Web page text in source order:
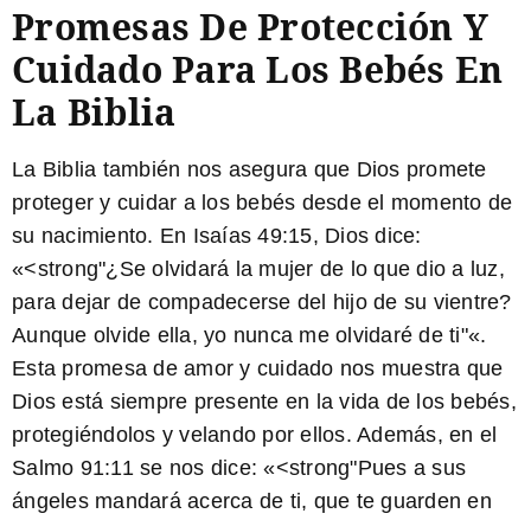
Promesas De Protección Y
Cuidado Para Los Bebés En
La Biblia
La Biblia también nos asegura que Dios promete
proteger y cuidar a los bebés desde el momento de
su nacimiento. En Isaías 49:15, Dios dice:
«<strong"¿Se olvidará la mujer de lo que dio a luz,
para dejar de compadecerse del hijo de su vientre?
Aunque olvide ella, yo nunca me olvidaré de ti"«.
Esta promesa de amor y cuidado nos muestra que
Dios está siempre presente en la vida de los bebés,
protegiéndolos y velando por ellos. Además, en el
Salmo 91:11 se nos dice: «<strong"Pues a sus
ángeles mandará acerca de ti, que te guarden en